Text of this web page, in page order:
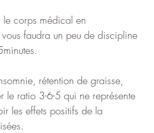
le corps médical en
faudra un peu de discipline
rétention de graisse,
le ratio 3-6-5 qui ne représente
les effets positifs de la